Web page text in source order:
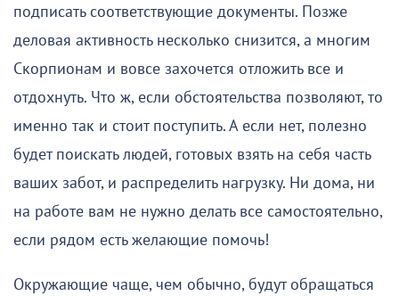
подписать соответствующие документы. Позже
деловая активность несколько снизится, а многим
Скорпионам и вовсе захочется отложить все и
отдохнуть. Что ж, если обстоятельства позволяют, то
именно так и стоит поступить. А если нет, полезно
будет поискать людей, готовых взять на себя часть
ваших забот, и распределить нагрузку. Ни дома, ни
на работе вам не нужно делать все самостоятельно,
если рядом есть желающие помочь!
Окружающие чаще, чем обычно, будут обращаться